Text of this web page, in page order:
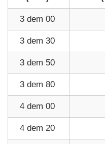
3 dem 00
3 dem 30
3 dem 50
3 dem 80
4 dem 00
4 dem 20